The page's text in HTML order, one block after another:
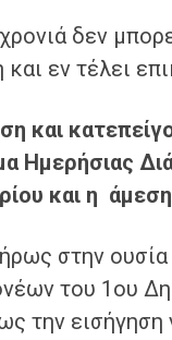
δεν
και εν τέλει
και
Ημερήσιας
και η
στην
του 1ου
την εισήγηση